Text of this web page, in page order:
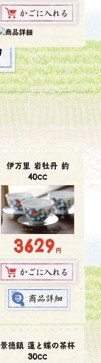
伊万里 岩牡丹 約
40cc
3629円
景徳鎮 蓮と蝶の茶杯
30cc